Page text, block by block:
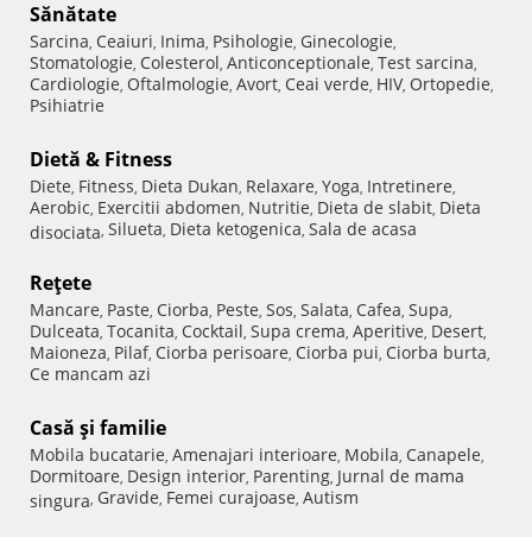
Sănătate
Sarcina, Ceaiuri, Inima, Psihologie, Ginecologie,
Stomatologie, Colesterol, Anticonceptionale, Test sarcina,
Cardiologie, Oftalmologie, Avort, Ceai verde, HIV, Ortopedie,
Psihiatrie
Dietă & Fitness
Diete, Fitness, Dieta Dukan, Relaxare, Yoga, Intretinere,
Aerobic, Exercitii abdomen, Nutritie, Dieta de slabit, Dieta
disociata, Silueta, Dieta ketogenica, Sala de acasa
Reţete
Mancare, Paste, Ciorba, Peste, Sos, Salata, Cafea, Supa,
Dulceata, Tocanita, Cocktail, Supa crema, Aperitive, Desert,
Maioneza, Pilaf, Ciorba perisoare, Ciorba pui, Ciorba burta,
Ce mancam azi
Casă şi familie
Mobila bucatarie, Amenajari interioare, Mobila, Canapele,
Dormitoare, Design interior, Parenting, Jurnal de mama
singura, Gravide, Femei curajoase, Autism